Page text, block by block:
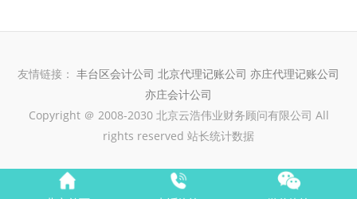
友情链接： 丰台区会计公司 北京代理记账公司 亦庄代理记账公司
亦庄会计公司
Copyright ＠ 2008-2030 北京云浩伟业财务顾问有限公司 All
rights reserved 站长统计数据